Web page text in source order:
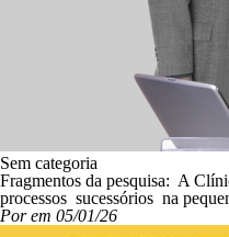
Sem categoria
Fragmentos da pesquisa: A
processos sucessórios na
Por em 05/01/26